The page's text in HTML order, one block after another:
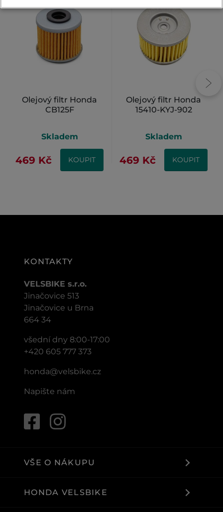
Olejový filtr Honda
CB125F
Skladem
469 Kč KOUPIT
Olejový filtr Honda
15410-KYJ-902
Skladem
469 Kč KOUPIT
KONTAKTY
VELSBIKE s.r.o.
Jinačovice 513
Jinačovice u Brna
664 34
všední dny 8:00-17:00
+420 605 777 373
honda@velsbike.cz
Napište nám
VŠE O NÁKUPU
HONDA VELSBIKE